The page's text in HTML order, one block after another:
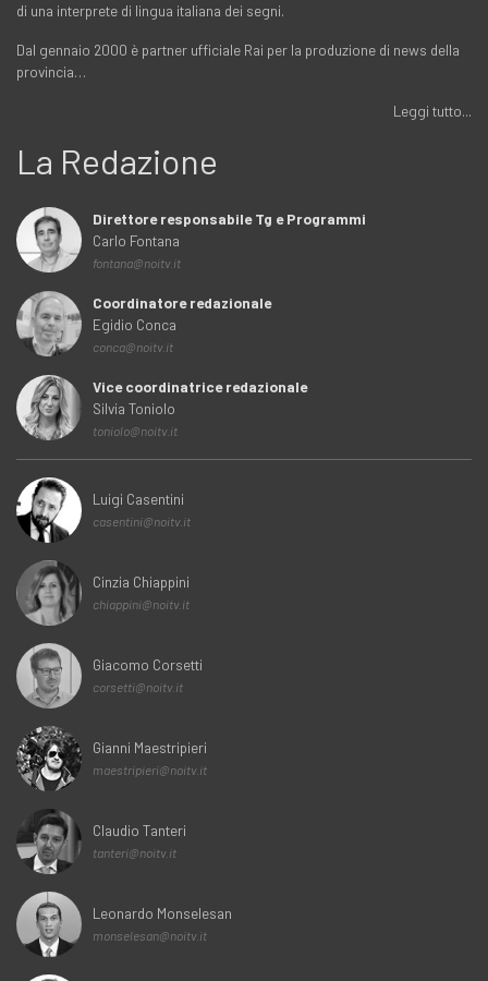
di una interprete di lingua italiana dei segni.
Dal gennaio 2000 è partner ufficiale Rai per la produzione di news della
provincia…
Leggi tutto...
La Redazione
Direttore responsabile Tg e Programmi
Carlo Fontana
fontana@noitv.it
Coordinatore redazionale
Egidio Conca
conca@noitv.it
Vice coordinatrice redazionale
Silvia Toniolo
toniolo@noitv.it
Luigi Casentini
casentini@noitv.it
Cinzia Chiappini
chiappini@noitv.it
Giacomo Corsetti
corsetti@noitv.it
Gianni Maestripieri
maestripieri@noitv.it
Claudio Tanteri
tanteri@noitv.it
Leonardo Monselesan
monselesan@noitv.it